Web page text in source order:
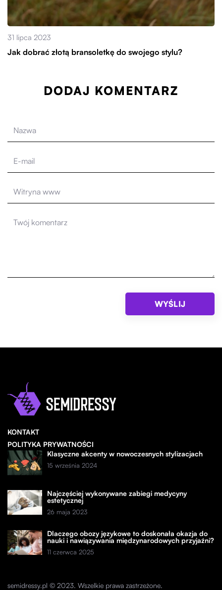
31 lipca 2023
Jak dobrać złotą bransoletkę do swojego stylu?
DODAJ KOMENTARZ
KONTAKT
POLITYKA PRYWATNOŚCI
Klasyczne akcenty w nowoczesnych stylizacjach
15 września 2024
Najczęściej wykonywane zabiegi medycyny
estetycznej
26 maja 2023
Dlaczego obozy językowe to doskonała okazja do
nauki i nawiązywania międzynarodowych przyjaźni?
11 czerwca 2025
semidressy.pl © 2023. Wszelkie prawa zastrzeżone.